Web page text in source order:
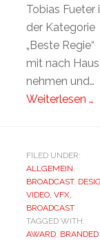
Tobias Fueter
der Kategorie
„Beste Regie“
mit nach
nehmen und…
Weiterlesen …
FILED UNDER:
ALLGEMEIN
BROADCAST,
VIDEO, VFX,
BROADCAST
TAGGED WITH:
AWARD, BRANDED